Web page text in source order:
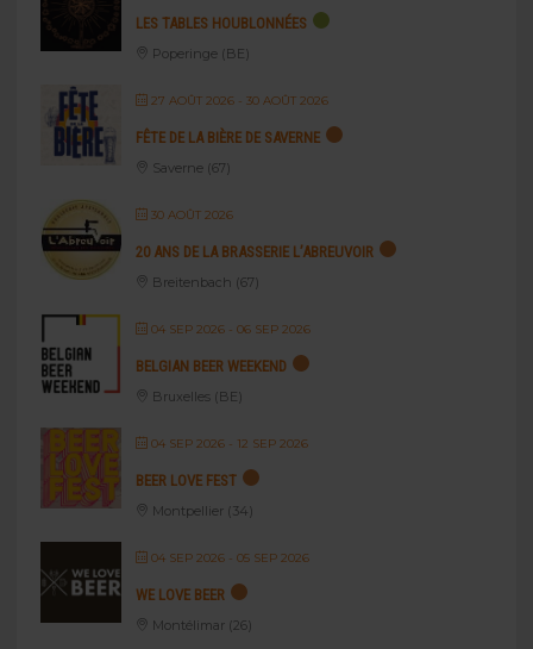
LES TABLES HOUBLONNÉES
Poperinge (BE)
27 AOÛT 2026- 30 AOÛT 2026
FÊTE DE LA BIÈRE DE SAVERNE
Saverne (67)
30 AOÛT 2026
20 ANS DE LA BRASSERIE L’ABREUVOIR
Breitenbach (67)
04 SEP 2026- 06 SEP 2026
BELGIAN BEER WEEKEND
Bruxelles (BE)
04 SEP 2026- 12 SEP 2026
BEER LOVE FEST
Montpellier (34)
04 SEP 2026- 05 SEP 2026
WE LOVE BEER
Montélimar (26)